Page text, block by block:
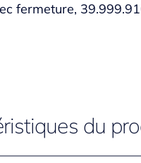
fermeture,
du